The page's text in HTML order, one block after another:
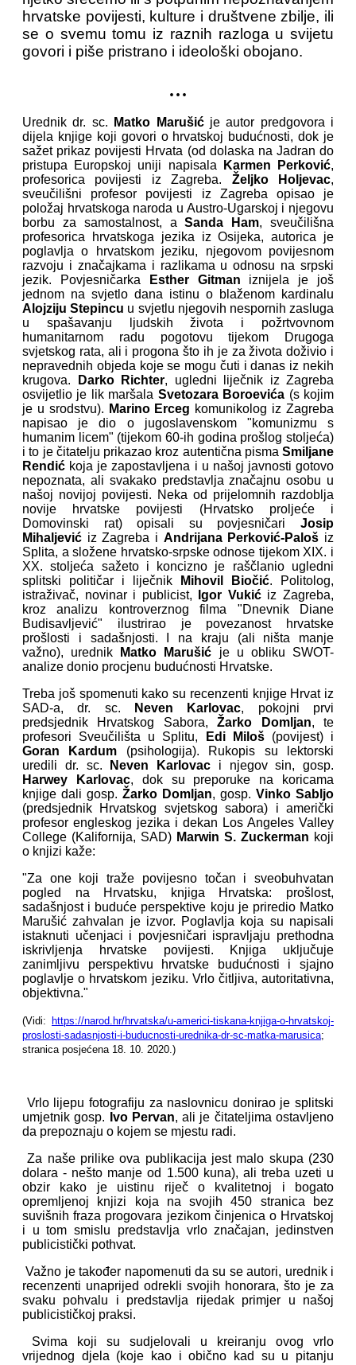
hrvatske povijesti, kulture i društvene zbilje, ili
se o svemu tomu iz raznih razloga u svijetu
govori i piše pristrano i ideološki obojano.
...
Urednik dr. sc. Matko Marušićje autor predgovora i
dijela knjige koji govori o hrvatskoj budućnosti, dok je
sažet prikaz povijesti Hrvata (od dolaska na Jadran do
pristupa Europskoj uniji napisala
Karmen Perković,
profesorica povijesti iz Zagreba. Željko Holjevac,
sveučilišni profesor povijesti iz Zagreba opisao je
položaj hrvatskoga naroda u Austro-Ugarskoj i njegovu
borbu za samostalnost, aSanda Ham, sveučilišna
profesorica hrvatskoga jezika iz Osijeka, autorica je
poglavlja o hrvatskom jeziku, njegovom povijesnom
razvoju i značajkama i razlikama u odnosu na srpski
jezik. Povjesničarka
Esther Gitman iznijela je još
jednom na svjetlo dana istinu o blaženom kardinalu
Alojziju Stepincu u svjetlu njegovih nespornih zasluga
u spašavanju ljudskih života i požrtvovnom
humanitarnom radu pogotovu tijekom Drugoga
svjetskog rata, ali i progona što ih je za života doživio i
nepravednih objeda koje se mogu čuti i danas iz nekih
krugova.
Darko Richter, ugledni liječnik iz Zagreba
osvijetlio je lik maršala Svetozara Boroevića (s kojim
je u srodstvu). Marino Erceg komunikolog iz Zagreba
napisao je dio o jugoslavenskom "komunizmu s
humanim licem" (tijekom 60-ih godina prošlog stoljeća)
i to je čitatelju prikazao kroz autentična pisma Smiljane
Rendić koja je zapostavljena i u našoj javnosti gotovo
nepoznata, ali svakako predstavlja značajnu osobu u
našoj novijoj povijesti. Neka od prijelomnih razdoblja
novije hrvatske povijesti (Hrvatsko proljeće i
Domovinski rat) opisali su povjesničari Josip
Mihaljević iz Zagreba i Andrijana Perković-Paloš iz
Splita, a složene hrvatsko-srpske odnose tijekom XIX. i
XX. stoljeća sažeto i koncizno je raščlanio ugledni
splitski političar i liječnik
Mihovil Biočić. Politolog,
istraživač, novinar i publicist,
Igor Vukićiz Zagreba,
kroz analizu kontroverznog filma "Dnevnik Diane
Budisavljević" ilustrirao je povezanost hrvatske
prošlosti i sadašnjosti. I na kraju (ali ništa manje
važno), urednik
Matko Marušić je u obliku SWOT-
analize donio procjenu budućnosti Hrvatske.
Treba još spomenuti kako su recenzenti knjige Hrvat iz
SAD-a, dr. sc.
Neven Karlovac, pokojni prvi
predsjednik Hrvatskog Sabora,Žarko Domljan, te
profesori Sveučilišta u Splitu,
Edi Miloš(povijest) i
Goran Kardum (psihologija). Rukopis su lektorski
uredili dr. sc.
Neven Karlovac i njegov sin, gosp.
Harwey Karlovac, dok su preporuke na koricama
knjige dali gosp. Žarko Domljan, gosp. Vinko Sabljo
(predsjednik Hrvatskog svjetskog sabora) i američki
profesor engleskog jezika i dekan Los Angeles Valley
College (Kalifornija, SAD) Marwin S. Zuckerman koji
o knjizi kaže:
"Za one koji traže povijesno točan i sveobuhvatan
pogled na Hrvatsku, knjiga Hrvatska: prošlost,
sadašnjost i buduće perspektive koju je priredio Matko
Marušić zahvalan je izvor. Poglavlja koja su napisali
istaknuti učenjaci i povjesničari ispravljaju prethodna
iskrivljenja hrvatske povijesti. Knjiga uključuje
zanimljivu perspektivu hrvatske budućnosti i sjajno
poglavlje o hrvatskom jeziku. Vrlo čitljiva, autoritativna,
objektivna."
(Vidi:
https://narod.hr/hrvatska/u-americi-tiskana-knjiga-o-hrvatskoj-
proslosti-sadasnjosti-i-buducnosti-urednika-dr-sc-matka-marusica;
stranica posjećena 18. 10. 2020.)
Vrlo lijepu fotografiju za naslovnicu donirao je splitski
umjetnik gosp.
Ivo Pervan, ali je čitateljima ostavljeno
da prepoznaju o kojem se mjestu radi.
Za naše prilike ova publikacija jest malo skupa (230
dolara - nešto manje od 1.500 kuna), ali treba uzeti u
obzir kako je uistinu riječ o kvalitetnoj i bogato
opremljenoj knjizi koja na svojih 450 stranica bez
suvišnih fraza progovara jezikom činjenica o Hrvatskoj
i u tom smislu predstavlja vrlo značajan, jedinstven
publicistički pothvat.
Važno je također napomenuti da su se autori, urednik i
recenzenti unaprijed odrekli svojih honorara, što je za
svaku pohvalu i predstavlja rijedak primjer u našoj
publicističkoj praksi.
Svima koji su sudjelovali u kreiranju ovog vrlo
vrijednog djela (koje kao i obično kad su u pitanju